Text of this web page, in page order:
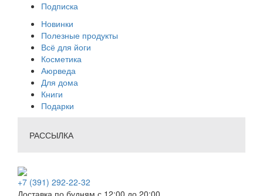
Подписка
Новинки
Полезные продукты
Всё для йоги
Косметика
Аюрведа
Для дома
Книги
Подарки
РАССЫЛКА
+7 (391) 292-22-32
Доставка по будням с 12:00 до 20:00